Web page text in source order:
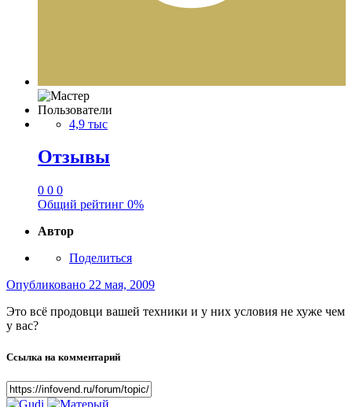
Пользователи
4,9 тыс
Отзывы
0 0 0
Общий рейтинг 0%
Автор
Поделиться
Опубликовано 22 мая, 2009
Это всё продовци вашей техники и у них условия не хуже чем
у вас?
Ссылка на комментарий